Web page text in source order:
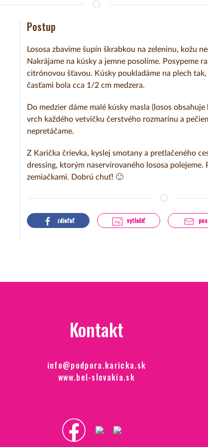
Postup
Lososa zbavíme šupín škrabkou na zeleninu, kožu
Nakrájame na kúsky a jemne posolíme. Posypeme
citrónovou šťavou. Kúsky poukladáme na plech
časťami bola cca 1/2 cm medzera.
Do medzier dáme malé kúsky masla (losos
vrch každého vetvičku čerstvého rozmarínu a
nepretáčame.
Z Karička črievka, kyslej smotany a pretlačeného
dressing, ktorým naservírovaného lososa polejeme.
zemiačkami. Dobrú chuť! 🙂
zdieľať vytlačiť
Kontakt
info@podpora.karicka.sk
www.bel-slovakia.sk